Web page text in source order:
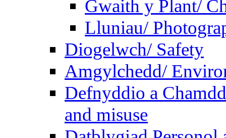
Gwaith y Plant/
Lluniau/
Diogelwch/ Safety
Amgylchedd/
Defnyddio a
and misuse